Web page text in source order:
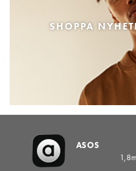
SHOPPA
ASOS
1,8m